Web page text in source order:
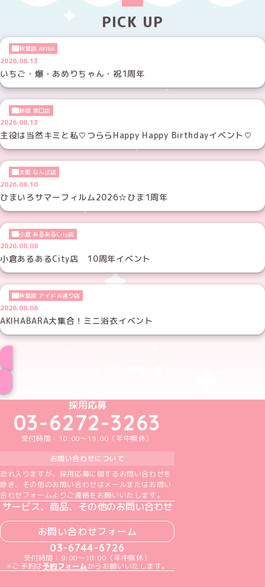
PICK UP
秋葉原 AKIBA
2026.08.13
いちご・爆・あめりちゃん・祝1周年
新宿 東口店
2026.08.13
主役は当然キミと私♡つららHappy Happy Birthdayイベント♡
大阪 なんば店
2026.08.10
ひまいろサマーフィルム2026☆ひま1周年
小倉 あるあるCity店
2026.08.08
小倉あるあるCity店 10周年イベント
秋葉原 アイドル通り店
2026.08.06
AKIHABARA大集合！ミニ浴衣イベント
めいどりーみんTikTok公式アカウント
めいどりーみんX公式アカウント
めいどりーみんInstagram公式アカウント
めいどりーみんFacebook公式アカウン
めいどりーみんYouTube公式アカ
採用応募
03-6272-3263
受付時間：10:00～19:00（年中無休）
お問い合わせについて
恐れ入りますが、採用応募に関するお問い合わせを
除き、その他のお問い合わせはメールまたはお問い
合わせフォームよりご連絡をお願いいたします。
サービス、商品、その他のお問い合わせ
お問い合わせフォーム
03-6744-6726
受付時間：9:00～18:00（年中無休）
＊ご予約は予約フォームからお願いいたします。